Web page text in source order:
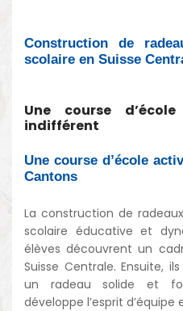
Construction de
scolaire en Suisse
Une course
indifférent
Une course d’école
Cantons
La construction de
scolaire éducative et
élèves découvrent un
Suisse Centrale. Ensuite,
un radeau solide et
développe l’esprit